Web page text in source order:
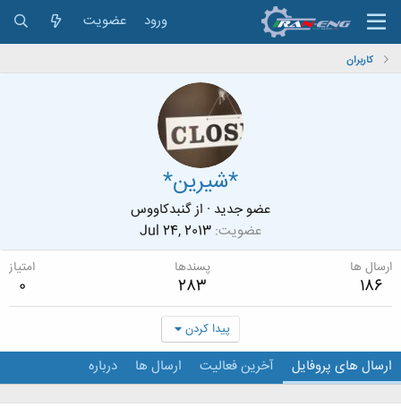
ورود عضویت
کاربران
*شیرین*
عضو جدید · ازگنبدکاووس
عضویت Jul 24, 2013
ارسال ها
186
پسندها
283
امتیاز
0
پیدا کردن
ارسال های پروفایل آخرین فعالیت ارسال ها درباره